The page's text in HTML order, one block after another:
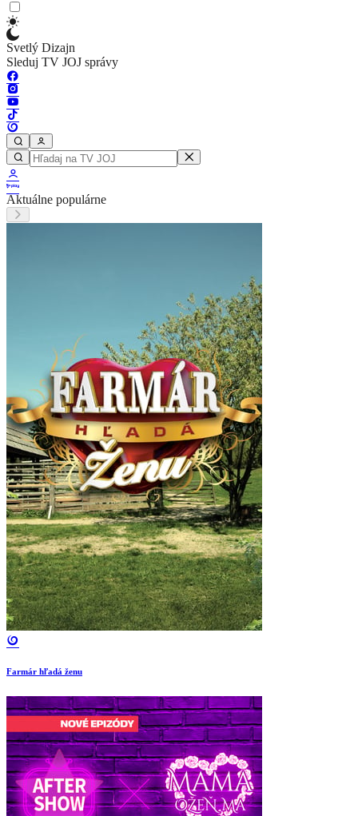
Svetlý Dizajn
Sleduj TV JOJ správy
Aktuálne populárne
Farmár hľadá ženu